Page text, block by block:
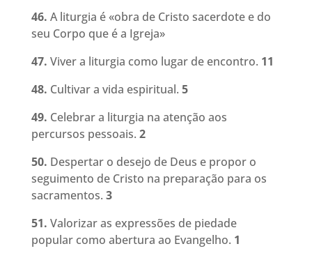
46. A liturgia é «obra de Cristo sacerdote e do
seu Corpo que é a Igreja»
47. Viver a liturgia como lugar de encontro. 11
48. Cultivar a vida espiritual. 5
49. Celebrar a liturgia na atenção aos
percursos pessoais. 2
50. Despertar o desejo de Deus e propor o
seguimento de Cristo na preparação para os
sacramentos. 3
51. Valorizar as expressões de piedade
popular como abertura ao Evangelho. 1